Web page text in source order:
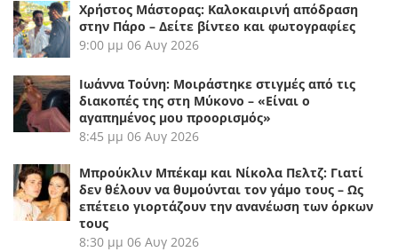
Χρήστος Μάστορας: Καλοκαιρινή απόδραση
στην Πάρο – Δείτε βίντεο και φωτογραφίες
9:00 μμ 06 Αυγ 2026
Ιωάννα Τούνη: Μοιράστηκε στιγμές από τις
διακοπές της στη Μύκονο – «Είναι ο
αγαπημένος μου προορισμός»
8:45 μμ 06 Αυγ 2026
Μπρούκλιν Μπέκαμ και Νίκολα Πελτζ: Γιατί
δεν θέλουν να θυμούνται τον γάμο τους – Ως
επέτειο γιορτάζουν την ανανέωση των όρκων
τους
8:30 μμ 06 Αυγ 2026